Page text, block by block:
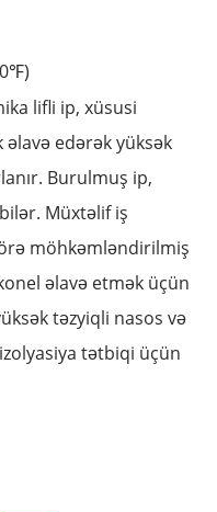
℉)
lifli ip, xüsusi
edərək yüksək
Burulmuş ip,
Müxtəlif iş
möhkəmləndirilmiş
əlavə etmək üçün
təzyiqli nasos və
tətbiqi üçün